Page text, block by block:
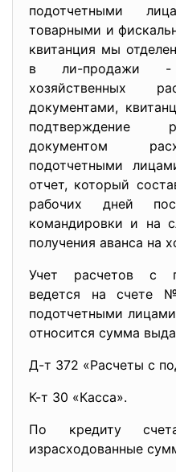
подотчетными
товарными и
квитанция мы
в ли-продажи -
хозяйственных
документами,
подтверждение
документом
подотчетными
отчет, который
рабочих дней
командировки и на
получения аванса на
Учет расчетов с
ведется на
подотчетными
относится сумма
Д-т 372 «Расчеты с
К-т 30 «Касса».
По кредиту
израсходованные